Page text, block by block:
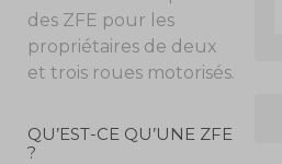
des ZFE pour les
propriétaires de deux
et trois roues motorisés.
QU’EST-CE QU’UNE ZFE
?